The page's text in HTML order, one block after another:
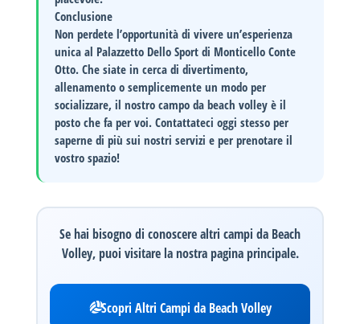
Conclusione
Non perdete l’opportunità di vivere un’esperienza
unica al Palazzetto Dello Sport di Monticello Conte
Otto. Che siate in cerca di divertimento,
allenamento o semplicemente un modo per
socializzare, il nostro campo da beach volley è il
posto che fa per voi.Contattateci oggi stesso per
saperne di più sui nostri servizi e per prenotare il
vostro spazio!
Se hai bisogno di conoscere altri campi da Beach
Volley, puoi visitare la nostra pagina principale.
Scopri Altri Campi da Beach Volley